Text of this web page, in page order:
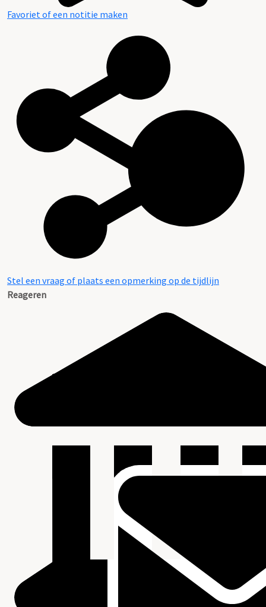
Favoriet of een notitie maken
Stel een vraag of plaats een opmerking op de tijdlijn
Reageren